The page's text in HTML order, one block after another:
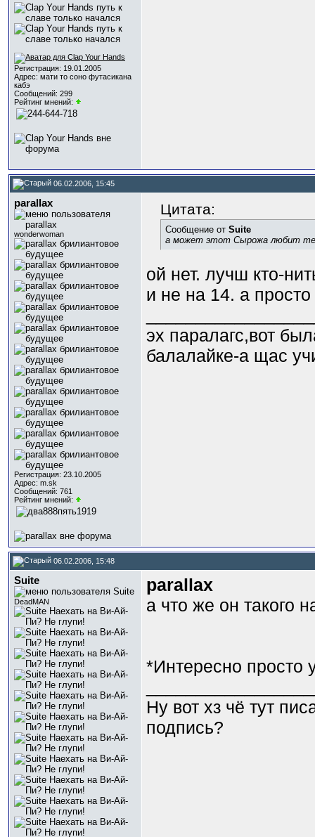
Регистрация: 19.01.2005
Адрес: мати то соно футасикана
кабэ
Сообщений: 299
Рейтинг мнений:
06.02.2006, 15:45
parallax
wonderwoman
Регистрация: 23.10.2005
Адрес: m.sk
Сообщений: 761
Рейтинг мнений:
Цитата:
Сообщение от Suite
а может этот Сырожа любит
ой нет. лучш кто-
и не на 14. а
эх паралагс,вот
балалайке-а щас
06.02.2006, 15:48
Suite
DeadMAN
parallax
а что же он такого
*Интересно просто
Ну вот хз чё тут
подпись?